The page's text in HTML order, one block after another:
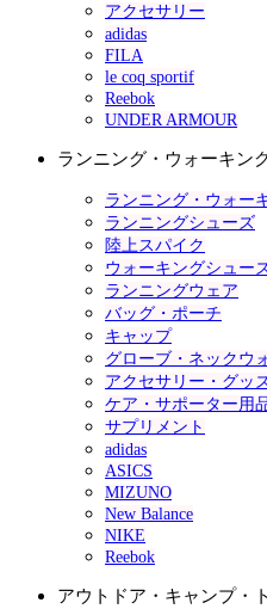
アクセサリー
adidas
FILA
le coq sportif
Reebok
UNDER ARMOUR
ランニング・ウォーキン
ランニング・ウォー
ランニングシューズ
陸上スパイク
ウォーキングシュー
ランニングウェア
バッグ・ポーチ
キャップ
グローブ・ネックウ
アクセサリー・グッ
ケア・サポーター用
サプリメント
adidas
ASICS
MIZUNO
New Balance
NIKE
Reebok
アウトドア・キャンプ・